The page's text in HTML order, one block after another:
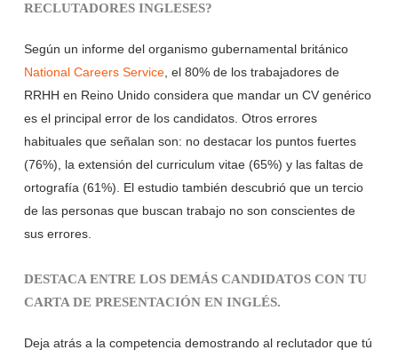
RECLUTADORES INGLESES?
Según un informe del organismo gubernamental británico
National Careers Service, el 80% de los trabajadores de
RRHH en Reino Unido considera que mandar un CV genérico
es el principal error de los candidatos. Otros errores
habituales que señalan son: no destacar los puntos fuertes
(76%), la extensión del curriculum vitae (65%) y las faltas de
ortografía (61%). El estudio también descubrió que un tercio
de las personas que buscan trabajo no son conscientes de
sus errores.
DESTACA ENTRE LOS DEMÁS CANDIDATOS CON TU
CARTA DE PRESENTACIÓN EN INGLÉS.
Deja atrás a la competencia demostrando al reclutador que tú